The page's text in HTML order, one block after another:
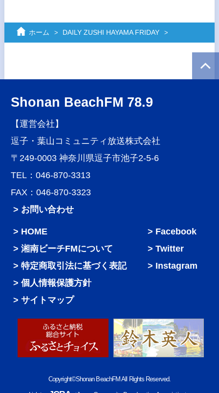
ホーム DAILY ZUSHI HAYAMA FRIDAY
Shonan BeachFM 78.9
【運営会社】
逗子・葉山コミュニティ放送株式会社
〒249-0003 神奈川県逗子市池子2-5-6
TEL：046-870-3313
FAX：046-870-3323
> お問い合わせ
HOME
湘南ビーチFMについて
特定商取引法に基づく表記
個人情報保護方針
サイトマップ
Facebook
Twitter
Instagram
Copyright©Shonan BeachFM All Rights Reserved.